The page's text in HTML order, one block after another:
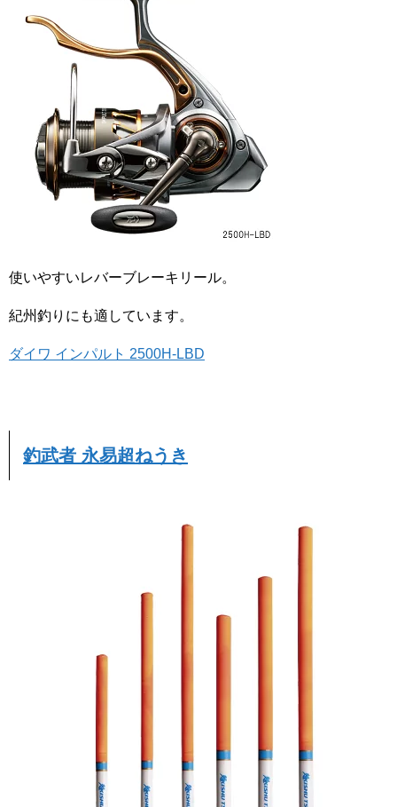
使いやすいレバーブレーキリール。
紀州釣りにも適しています。
ダイワ インパルト 2500H-LBD
釣武者 永易超ねうき